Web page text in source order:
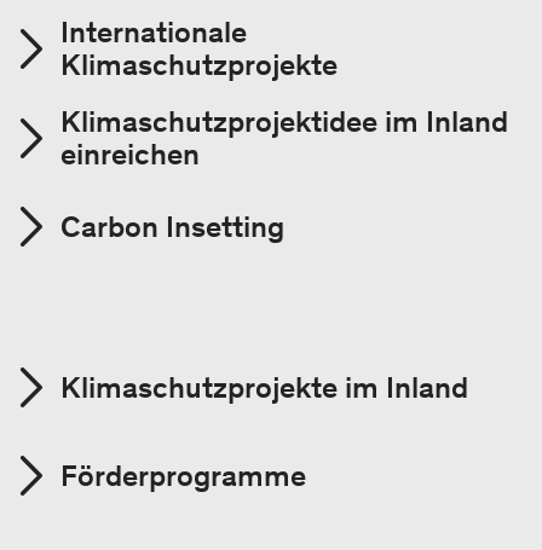
Internationale
Klimaschutzprojekte
Klimaschutzprojektidee im Inland
einreichen
Carbon Insetting
Klimaschutzprojekte im Inland
Förderprogramme